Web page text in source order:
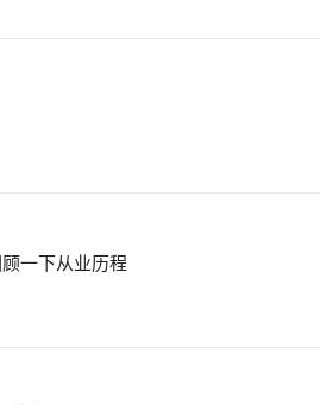
一下从业历程